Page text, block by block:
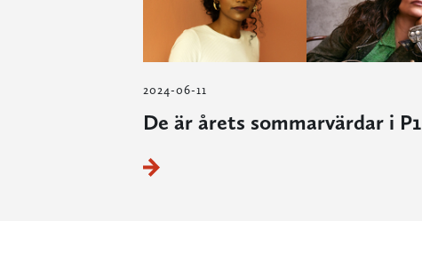
2024-06-11
De är årets sommarvärdar i P1